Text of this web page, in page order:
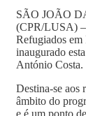
SÃO JOÃO
(CPR/LUSA) –
Refugiados em
inaugurado
António Costa.
Destina-se aos
âmbito do
e é um ponto